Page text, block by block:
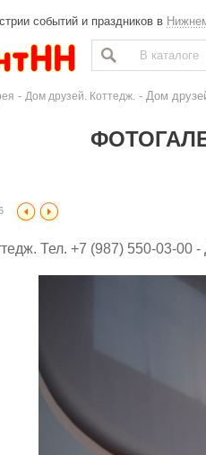
событий и праздников в
- Дом друзей. Коттедж. - Дом
Тел. +7 (987) 550-03-00